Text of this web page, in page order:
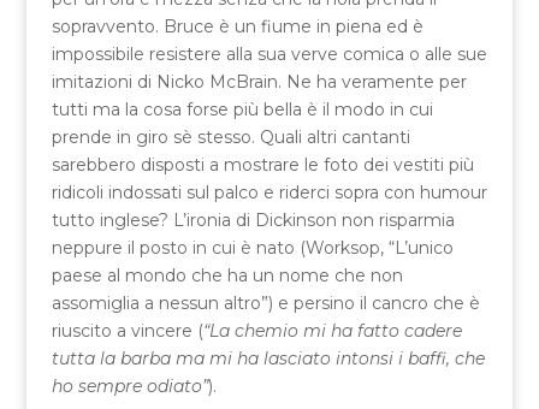
sopravvento. Bruce è un fiume in piena ed è
impossibile resistere alla sua verve comica o alle sue
imitazioni di Nicko McBrain. Ne ha veramente per
tutti ma la cosa forse più bella è il modo in cui
prende in giro sè stesso. Quali altri cantanti
sarebbero disposti a mostrare le foto dei vestiti più
ridicoli indossati sul palco e riderci sopra con humour
tutto inglese? L’ironia di Dickinson non risparmia
neppure il posto in cui è nato (Worksop, “L’unico
paese al mondo che ha un nome che non
assomiglia a nessun altro”) e persino il cancro che è
riuscito a vincere (“La chemio mi ha fatto cadere
tutta la barba ma mi ha lasciato intonsi i baffi, che
ho sempre odiato”).